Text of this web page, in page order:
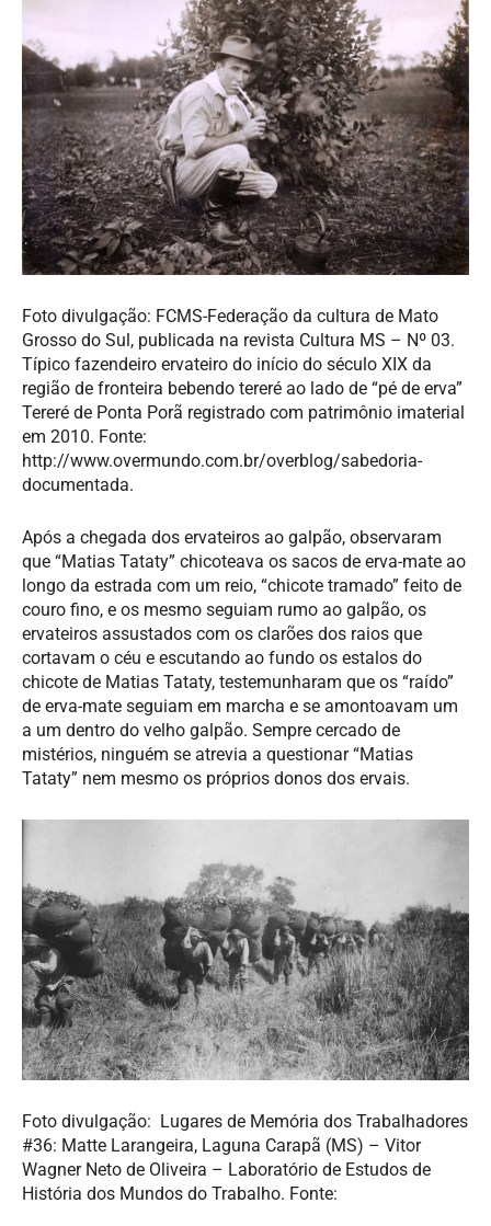
Foto divulgação: FCMS-Federação da cultura de Mato
Grosso do Sul, publicada na revista Cultura MS – Nº 03.
Típico fazendeiro ervateiro do início do século XIX da
região de fronteira bebendo tereré ao lado de “pé de erva”
Tereré de Ponta Porã registrado com patrimônio imaterial
em 2010. Fonte:
http://www.overmundo.com.br/overblog/sabedoria-
documentada.
Após a chegada dos ervateiros ao galpão, observaram
que “Matias Tataty” chicoteava os sacos de erva-mate ao
longo da estrada com um reio, “chicote tramado” feito de
couro fino, e os mesmo seguiam rumo ao galpão, os
ervateiros assustados com os clarões dos raios que
cortavam o céu e escutando ao fundo os estalos do
chicote de Matias Tataty, testemunharam que os “raído”
de erva-mate seguiam em marcha e se amontoavam um
a um dentro do velho galpão. Sempre cercado de
mistérios, ninguém se atrevia a questionar “Matias
Tataty” nem mesmo os próprios donos dos ervais.
Foto divulgação: Lugares de Memória dos Trabalhadores
#36: Matte Larangeira, Laguna Carapã (MS) – Vitor
Wagner Neto de Oliveira – Laboratório de Estudos de
História dos Mundos do Trabalho. Fonte: